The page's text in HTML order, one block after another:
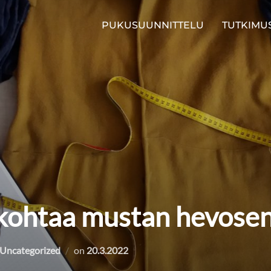
PUKUSUUNNITTELU
mustan
Uncategorized on Posted
20.3.2022